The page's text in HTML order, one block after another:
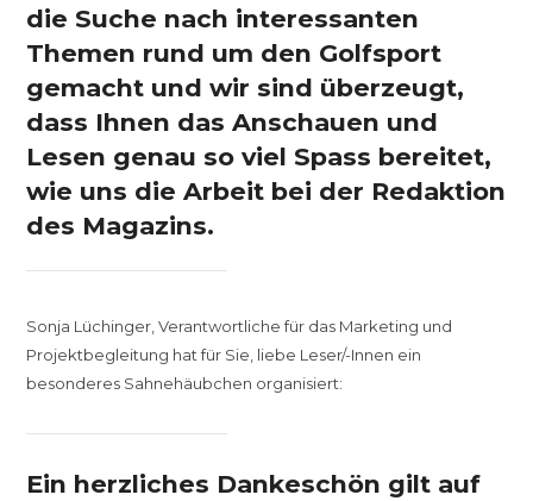
die Suche nach interessanten
Themen rund um den Golfsport
gemacht und wir sind überzeugt,
dass Ihnen das Anschauen und
Lesen genau so viel Spass bereitet,
wie uns die Arbeit bei der Redaktion
des Magazins.
Sonja Lüchinger, Verantwortliche für das Marketing und
Projektbegleitung hat für Sie, liebe Leser/-Innen ein
besonderes Sahnehäubchen organisiert:
Ein herzliches Dankeschön gilt auf